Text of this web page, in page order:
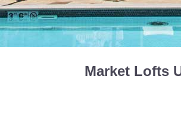
Market Lofts